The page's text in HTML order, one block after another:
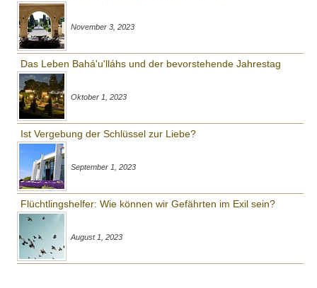
November 3, 2023
Das Leben Bahá'u'lláhs und der bevorstehende Jahrestag
Oktober 1, 2023
Ist Vergebung der Schlüssel zur Liebe?
September 1, 2023
Flüchtlingshelfer: Wie können wir Gefährten im Exil sein?
August 1, 2023